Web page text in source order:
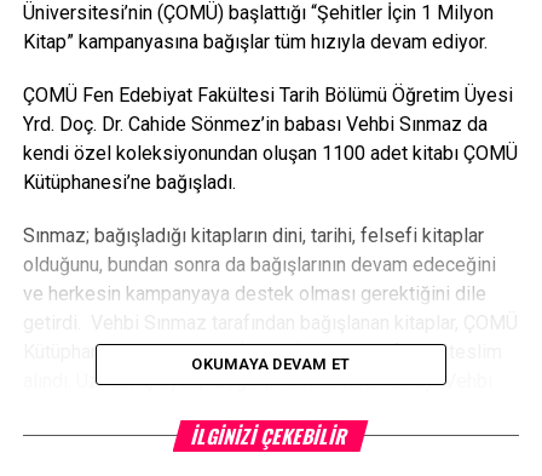
Üniversitesi’nin (ÇOMÜ) başlattığı “Şehitler İçin 1 Milyon
Kitap” kampanyasına bağışlar tüm hızıyla devam ediyor.
ÇOMÜ Fen Edebiyat Fakültesi Tarih Bölümü Öğretim Üyesi
Yrd. Doç. Dr. Cahide Sönmez’in babası Vehbi Sınmaz da
kendi özel koleksiyonundan oluşan 1100 adet kitabı ÇOMÜ
Kütüphanesi’ne bağışladı.
Sınmaz; bağışladığı kitapların dini, tarihi, felsefi kitaplar
olduğunu, bundan sonra da bağışlarının devam edeceğini
ve herkesin kampanyaya destek olması gerektiğini dile
Kütüphanesi’nden Uzman İsmail İşleyen tarafından teslim
alındı. Uzman İşleyen; “değerli katkılarından dolayı Vehbi
OKUMAYA DEVAM ET
İLGINIZI ÇEKEBILIR